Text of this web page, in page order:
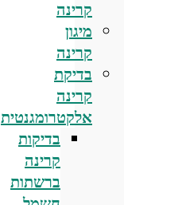
קרינה
מיגון
קרינה
בדיקת
קרינה
אלקטרומגנטית
בדיקות
קרינה
ברשתות